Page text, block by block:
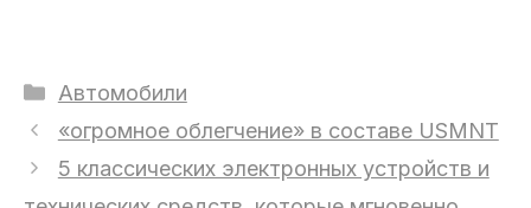
Рубрики
Автомобили
«огромное облегчение» в составе USMNT
5 классических электронных устройств и